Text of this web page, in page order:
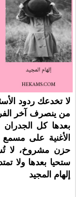
لا تخدعك ردود
من ينصرف آخر
بعدها كل
الأغنية على
حزن مشروخ، لا
ستحيا بعدها ولا
إلهام المجيد